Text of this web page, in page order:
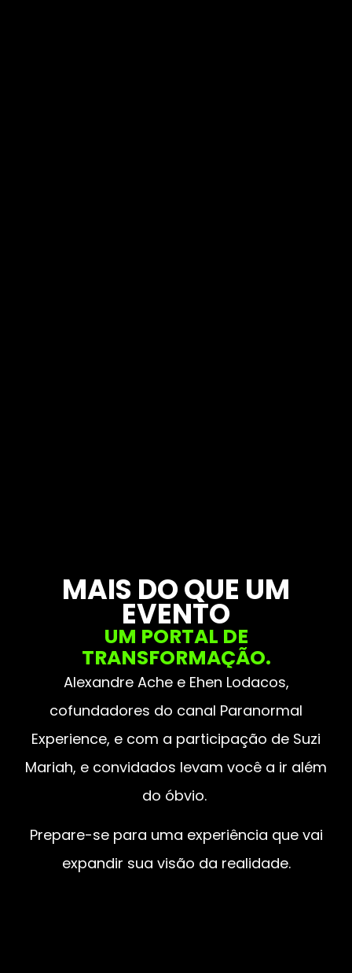
MAIS DO QUE UM
EVENTO
UM PORTAL DE
TRANSFORMAÇÃO.
Alexandre Ache e Ehen Lodacos,
cofundadores do canal Paranormal
Experience, e com a participação de Suzi
Mariah, e convidados levam você a ir além
do óbvio.
Prepare-se para uma experiência que vai
expandir sua visão da realidade.